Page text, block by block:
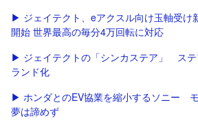
▶ ジェイテクト、eアクスル向け玉軸受け
開始 世界最高の毎分4万回転に対応
▶ ジェイテクトの「シンカステア」 ステ
ランド化
▶ ホンダとのEV協業を縮小するソニー
夢は諦めず